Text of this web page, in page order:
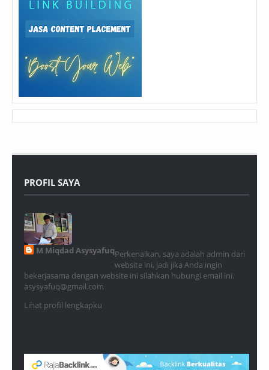
PROFIL SAYA
M Miqdad AsysyafuqPerkenalkan, saya adalah admin dari
website ini, jadi jika Anda ingin
bekerjasama dengan website ini silahkan hubungi email ini.
asysyafuq@gmail.com
Lihat profil lengkapku